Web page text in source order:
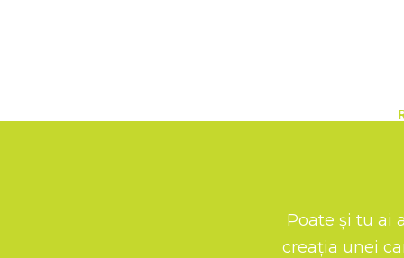
tonul și mesajul
să fie on top
Poate și tu ai
creația unei